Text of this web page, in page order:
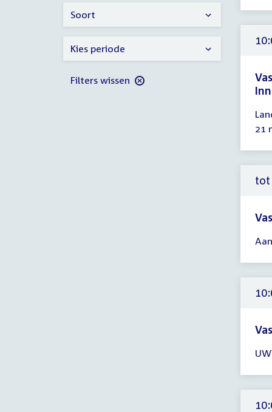
-
-
uur
21
tot
tot
uur
-
Soort
Kies periode
Filters wissen